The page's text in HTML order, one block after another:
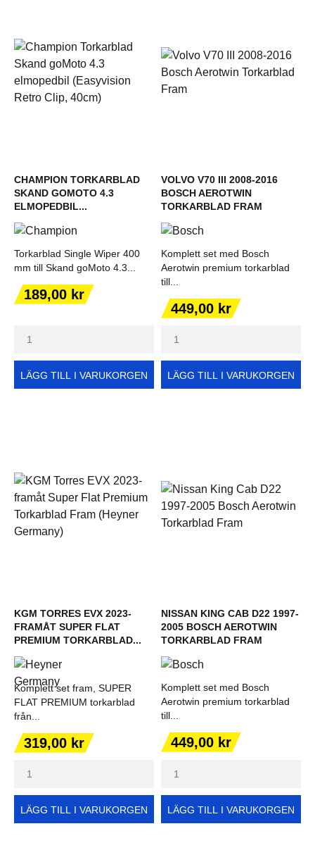
CHAMPION TORKARBLAD
SKAND GOMOTO 4.3
ELMOPEDBIL...
Torkarblad Single Wiper 400
mm till Skand goMoto 4.3...
Pris
189,00 kr
LÄGG TILL I VARUKORGEN
VOLVO V70 III 2008-2016
BOSCH AEROTWIN
TORKARBLAD FRAM
Komplett set med Bosch
Aerotwin premium torkarblad
till...
Pris
449,00 kr
LÄGG TILL I VARUKORGEN
KGM TORRES EVX 2023-
FRAMÅT SUPER FLAT
PREMIUM TORKARBLAD...
Komplett set fram, SUPER
FLAT PREMIUM torkarblad
från...
Pris
319,00 kr
LÄGG TILL I VARUKORGEN
NISSAN KING CAB D22 1997-
2005 BOSCH AEROTWIN
TORKARBLAD FRAM
Komplett set med Bosch
Aerotwin premium torkarblad
till...
Pris
449,00 kr
LÄGG TILL I VARUKORGEN